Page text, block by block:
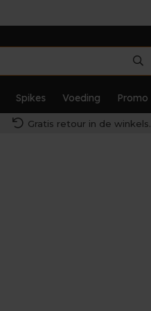
Spikes Voeding Promo
Gratis retour in de winkels.